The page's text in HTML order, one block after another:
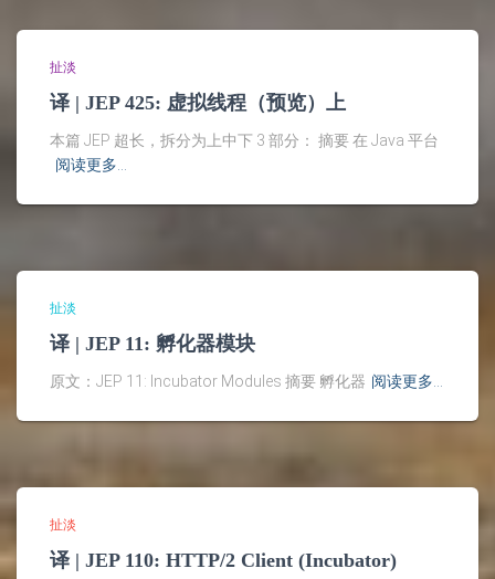
扯淡
译 | JEP 425: 虚拟线程（预览）上
本篇 JEP 超长，拆分为上中下 3 部分： 摘要 在 Java 平台
阅读更多…
扯淡
译 | JEP 11: 孵化器模块
原文：JEP 11: Incubator Modules 摘要 孵化器 阅读更多…
扯淡
译 | JEP 110: HTTP/2 Client (Incubator)